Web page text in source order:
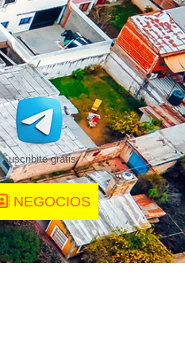
Suscribite gratis
NEGOCIOS